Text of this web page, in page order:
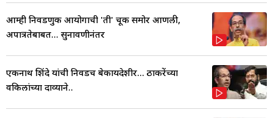
आम्ही निवडणुक आयोगाची 'ती' चूक समोर आणली,
अपात्रतेबाबत... सुनावणीनंतर
एकनाथ शिंदे यांची निवडच बेकायदेशीर... ठाकरेंच्या
वकिलांच्या दाव्याने..